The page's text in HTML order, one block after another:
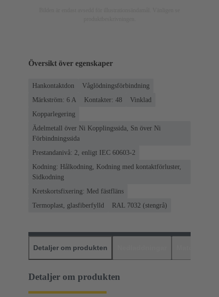
Översikt över egenskaper
Hankontaktdon
Våglödningsförbindning
Märkström: ‌6 A
Kontakter: 48
Vinklad
Kopparlegering
Ädelmetall över Ni Kopplingssida, Sn över Ni
Förbindningssida
Prestandanivå: 2, enligt IEC 60603-2
Kodning: Hålkodning, Kodning med kontaktförluster,
Sidkodning
Kretskortsfixering: Med fästfläns
Termoplast, glasfiberfylld
RAL 7032 (stengrå)
Detaljer om produkten
Detaljer om produkten